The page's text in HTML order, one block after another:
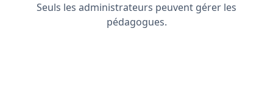
Seuls les administrateurs peuvent gérer les
pédagogues.